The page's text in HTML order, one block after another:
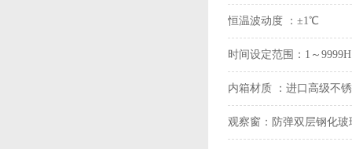
恒温波动度 ： ±1℃
时间设定范围： 1～9999H
内箱材质 ： 进口高级不
观察窗： 防弹双层钢化玻